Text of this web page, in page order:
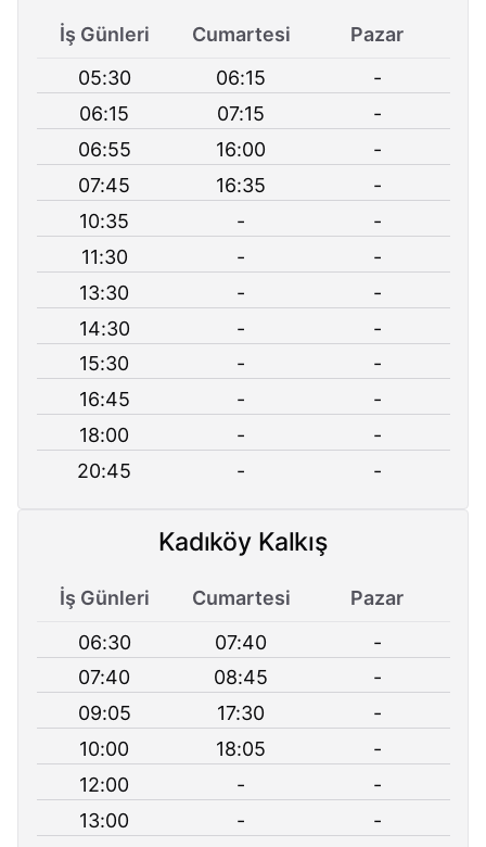
İş Günleri Cumartesi
Pazar
05:30
06:15
-
06:15
07:15
-
06:55
16:00
-
07:45
16:35
-
10:35
-
-
11:30
-
-
13:30
-
-
14:30
-
-
15:30
-
-
16:45
-
-
18:00
-
-
20:45
- -
Kadıköy Kalkış
İş Günleri Cumartesi
Pazar
06:30
07:40
-
07:40
08:45
-
09:05
17:30
-
10:00
18:05
-
12:00
-
-
13:00
-
-